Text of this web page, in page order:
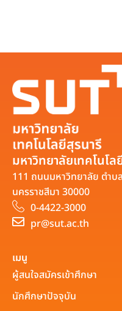
มหาวิทยาลัยเทคโนโล
111 ถนนมหาวิทยาลัย ตำบ
นครราชสีมา 30000
0-4422-3000
pr@sut.ac.th
เมนู
ผู้สนใจสมัครเข้าศึกษา
นักศึกษาปัจจุบัน